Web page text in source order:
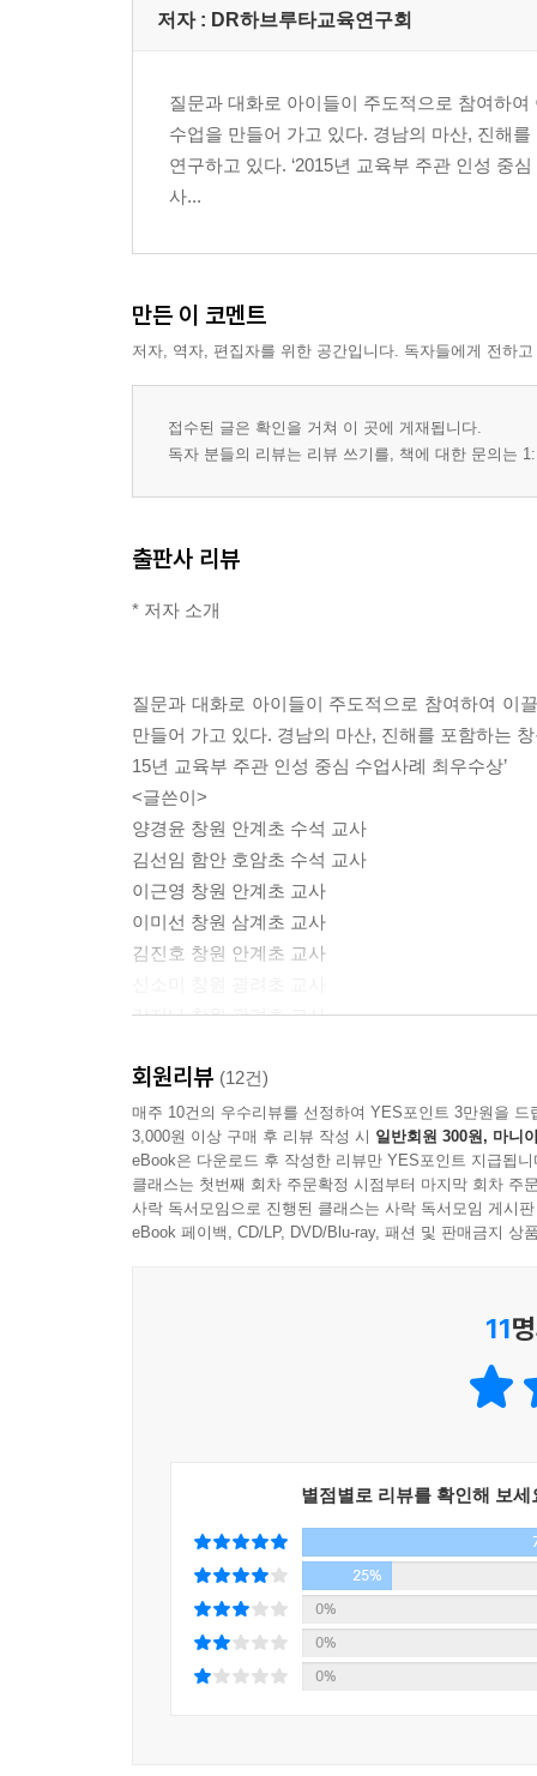
Q10 말만 하다 보면 암기가 될까? /81
교사 이야기
▶ 이미선–교사, 나를 바꾸다 /100
▶ 강지나–더불어 함께로 굳건해지다 /102
Q14 질문에도 급이 있을까? /118
Q15 질문을 만들지 못하는 아이는? /124
Q16 질문이 학습 주제에서 벗어나면? /127
Q17 질문으로 놀 수 있을까? /133
Q18 배경지식 없이 대화가 가능해? /140
Chapter 4 •짝 대화로 수업을 한다고?
Q22 대화하지 않는 아이는? /164
Q23 짝의 수준은? /170
Q24 아이들의 오개념은? /174
교사 이야기
▶ 이근영–질문 학습 공동체를 이야기하다
/181
Part3. 질문에 질문을 더하다
Chapter 5 •질문 수업에 질문을 더하다
Q26 질문 수업을 하다 보면 지겨워지지
Q27 교사도 답을 못하는 질문은? /205
Q28 질문 수업에서의 평가는 어떻게
이루어질까? /210
Chapter 6 •학급살이에 빛을 더하다
Q29 대화식 독서 이야기 /217
저자 : DR하브루타교육연구회
질문과 대화로 아이들이 주도적으로 참여하
수업을 만들어 가고 있다. 경남의 마산, 진해
연구하고 있다. ‘2015년 교육부 주관 인성 중
사...
만든 이 코멘트
저자, 역자, 편집자를 위한 공간입니다. 독자들에게 전하
접수된 글은 확인을 거쳐 이 곳에 게재됩니다.
독자 분들의 리뷰는 리뷰 쓰기를, 책에 대한 문의는
출판사 리뷰
* 저자 소개
질문과 대화로 아이들이 주도적으로 참여하여 이
만들어 가고 있다. 경남의 마산, 진해를 포함하는
15년 교육부 주관 인성 중심 수업사례 최우수상’
<글쓴이>
양경윤 창원 안계초 수석 교사
김선임 함안 호암초 수석 교사
이근영 창원 안계초 교사
이미선 창원 삼계초 교사
김진호 창원 안계초 교사
강지나 창원 광려초 교사
김현주 창원 광려초 교사
양경윤
20년간 초등학교 교사로서 일하였으며, 수석 교
연구를 계속해 오고 있다. 현재 DR하브루타교육
십 교육, 독서 교육 등 여러 주제로 강의해 왔다.
icandogo@naver.com http://cafe.naver.com/drhedu
회원리뷰 (12건)
매주 10건의 우수리뷰를 선정하여 YES포인트 3만원을 드
3,000원 이상 구매 후 리뷰 작성 시 일반회원 300원, 마니
eBook은 다운로드 후 작성한 리뷰만 YES포인트 지급됩니
클래스는 첫번째 회차 주문확정 시점부터 마지막 회차 주
사락 독서모임으로 진행된 클래스는 사락 독서모임 게시
eBook 페이백, CD/LP, DVD/Blu-ray, 패션 및 판매금지 상
11
별점별로 리뷰를 확인해 보세
25%
0%
0%
0%